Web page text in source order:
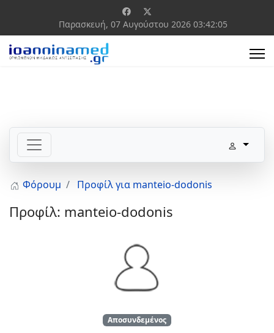
Παρασκευή, 07 Αυγούστου 2026 03:42:05
Φόρουμ Προφίλ για manteio-dodonis
Προφίλ: manteio-dodonis
Αποσυνδεμένος